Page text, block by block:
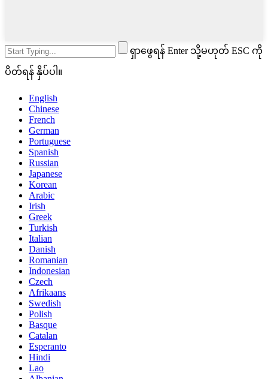
ရှာဖွေရန် Enter သို့မဟုတ် ESC ကို
ပိတ်ရန် နှိပ်ပါ။
English
Chinese
French
German
Portuguese
Spanish
Russian
Japanese
Korean
Arabic
Irish
Greek
Turkish
Italian
Danish
Romanian
Indonesian
Czech
Afrikaans
Swedish
Polish
Basque
Catalan
Esperanto
Hindi
Lao